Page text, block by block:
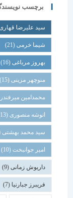
برچسب نویسندگان
سید علیرضا قهاری(168)
شیما خرمی(21)
بهروز مرباغی (16)
منوچهر مزینی(15)
محمدامین میرفندرسکی(13)
انوشه منصوری(13)
سید محمد بهشتی(12)
امیر جوانبخت(10)
داریوش زمانی(9)
فریبرز جبارنیا(7)